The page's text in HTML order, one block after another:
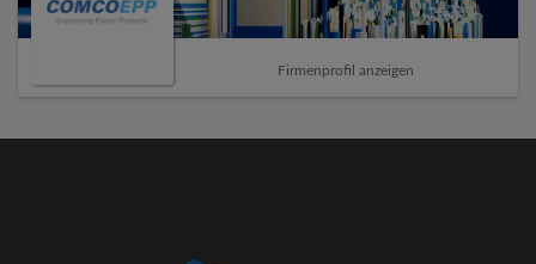
Firmenprofil anzeigen